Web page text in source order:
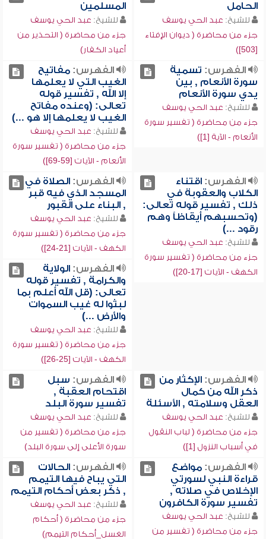
الحامل
للشيخ: عبد الحي يوسف
جزء من محاضرة ( ديوان الإفتاء
[503])
المسلمين
للشيخ: عبد الحي يوسف
جزء من محاضرة ( التحذير من
أعياد الكفار)
الفهرس: تسمية
سورة الأنعام , بين
يدي سورة الأنعام
للشيخ: عبد الحي يوسف
جزء من محاضرة ( تفسير سورة
الأنعام - الآية [1])
الفهرس:مفاتيح
الغيب التي لا يعلمها
إلا الله , تفسير قوله
تعالى: (وعنده مفاتح
الغيب لا يعلمها إلا هو ...)
للشيخ: عبد الحي يوسف
جزء من محاضرة ( تفسير سورة
الأنعام - الآيات [59-69])
الفهرس:اقتناء
الكلاب والعقوبة في
ذلك , تفسير قوله تعالى:
(وتحسبهم أيقاظاً وهم
رقود ...)
للشيخ: عبد الحي يوسف
جزء من محاضرة ( تفسير سورة
الكهف - الآيات [17-20])
الفهرس:الصلاة في
المسجد الذي فيه قبر
, البناء على القبور
للشيخ: عبد الحي يوسف
جزء من محاضرة ( تفسير سورة
الكهف - الآيات [21-24])
الفهرس:الولاية
والكرامة , تفسير قوله
تعالى: (قل الله أعلم بما
لبثوا له غيب السموات
والأرض ...)
للشيخ: عبد الحي يوسف
جزء من محاضرة ( تفسير سورة
الكهف - الآيات [25-26])
الفهرس:الإكثار من
ذكر الله من كمال
العقل وسلامته , الأسئلة
للشيخ: عبد الحي يوسف
جزء من محاضرة ( لباب النقول
في أسباب النزول [1])
الفهرس: سبل
اقتحام العقبة ,
تفسير سورة البلد
للشيخ: عبد الحي يوسف
جزء من محاضرة ( تفسير من
سورة الأعلى إلى سورة البلد)
الفهرس:مواضع
قراءة النبي لسورتي
الإخلاص في صلاته ,
تفسير سورة الكافرون
للشيخ: عبد الحي يوسف
جزء من محاضرة ( تفسير من
الفهرس:الحالات
التي يباح فيها التيمم
, ذكر بعض أحكام التيمم
للشيخ: عبد الحي يوسف
جزء من محاضرة ( أحكام
الغسل_أحكام التيمم)